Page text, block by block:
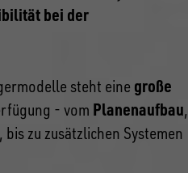
bei der
steht eine große
- vom Planenaufbau,
, bis zu zusätzlichen Systemen